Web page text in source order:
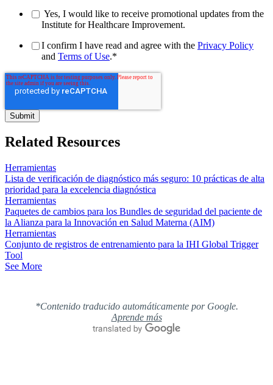
Yes, I would like to receive promotional updates from the
Institute for Healthcare Improvement.
I confirm I have read and agree with the Privacy Policy
and Terms of Use.*
Related Resources
Herramientas
Lista de verificación de diagnóstico más seguro: 10 prácticas de alta
prioridad para la excelencia diagnóstica
Herramientas
Paquetes de cambios para los Bundles de seguridad del paciente de
la Alianza para la Innovación en Salud Materna (AIM)
Herramientas
Conjunto de registros de entrenamiento para la IHI Global Trigger
Tool
See More
*Contenido traducido automáticamente por Google.
Aprende más